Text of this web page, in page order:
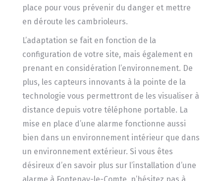
place pour vous prévenir du danger et mettre
en déroute les cambrioleurs.
L’adaptation se fait en fonction de la
configuration de votre site, mais également en
prenant en considération l’environnement. De
plus, les capteurs innovants à la pointe de la
technologie vous permettront de les visualiser à
distance depuis votre téléphone portable. La
mise en place d’une alarme fonctionne aussi
bien dans un environnement intérieur que dans
un environnement extérieur. Si vous êtes
désireux d’en savoir plus sur l’installation d’une